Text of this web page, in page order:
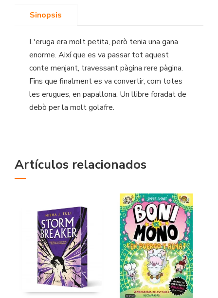
Sinopsis
L'eruga era molt petita, però tenia una gana
enorme. Així que es va passar tot aquest
conte menjant, travessant pàgina rere pàgina.
Fins que finalment es va convertir, com totes
les erugues, en papallona. Un llibre foradat de
debò per la molt golafre.
Artículos relacionados